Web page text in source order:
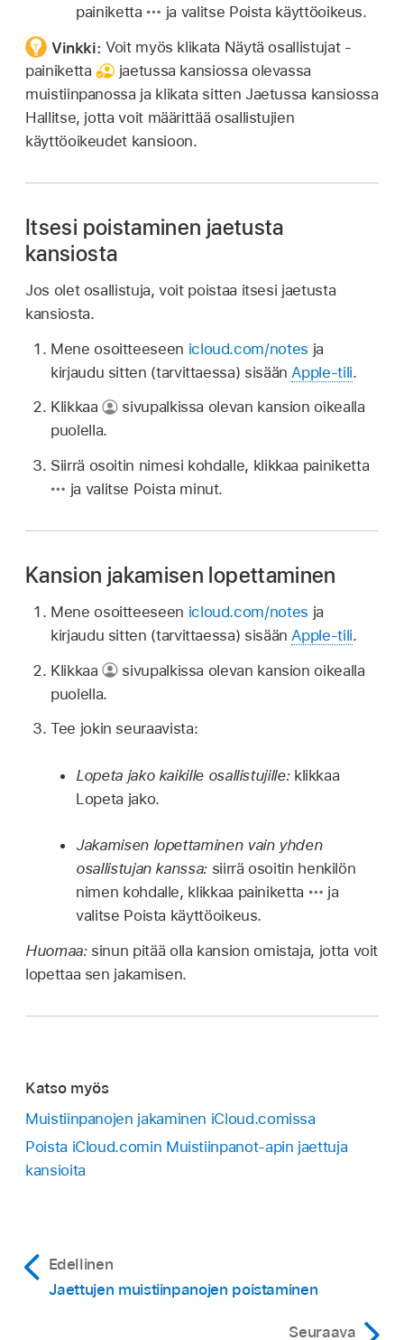
painiketta
ja valitse Poista käyttöoikeus.
Vinkki:Voit myös klikata Näytä osallistujat -
painiketta
jaetussa kansiossa olevassa
muistiinpanossa ja klikata sitten Jaetussa kansiossa
Hallitse, jotta voit määrittää osallistujien
käyttöoikeudet kansioon.
Itsesi poistaminen jaetusta
kansiosta
Jos olet osallistuja, voit poistaa itsesi jaetusta
kansiosta.
Mene osoitteeseen icloud.com/notes ja
kirjaudu sitten (tarvittaessa) sisään Apple-tili.
Klikkaa
sivupalkissa olevan kansion oikealla
puolella.
Siirrä osoitin nimesi kohdalle, klikkaa painiketta
ja valitse Poista minut.
Kansion jakamisen lopettaminen
Mene osoitteeseen icloud.com/notes ja
kirjaudu sitten (tarvittaessa) sisään Apple-tili.
Klikkaa
sivupalkissa olevan kansion oikealla
puolella.
Tee jokin seuraavista:
Lopeta jako kaikille osallistujille:klikkaa
Lopeta jako.
Jakamisen lopettaminen vain yhden
osallistujan kanssa:siirrä osoitin henkilön
nimen kohdalle, klikkaa painiketta
ja
valitse Poista käyttöoikeus.
Huomaa: sinun pitää olla kansion omistaja, jotta voit
lopettaa sen jakamisen.
Katso myös
Muistiinpanojen jakaminen iCloud.comissa
Poista iCloud.comin Muistiinpanot-apin jaettuja
kansioita
Edellinen
Jaettujen muistiinpanojen poistaminen
Seuraava